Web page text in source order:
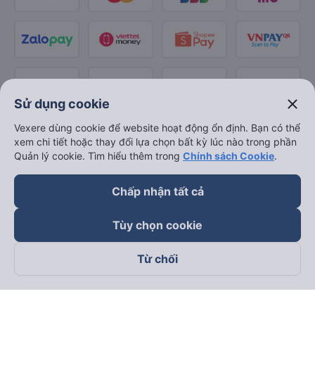
Theo dõi chúng tôi trên
Sử dụng cookie close
Vexere dùng cookie để website hoạt động ổn định. Bạn có thể
xem chi tiết hoặc thay đổi lựa chọn bất kỳ lúc nào trong phần
Quản lý cookie. Tìm hiểu thêm trong Chính sách Cookie.
Chấp nhận tất cả
Tùy chọn cookie
Từ chối